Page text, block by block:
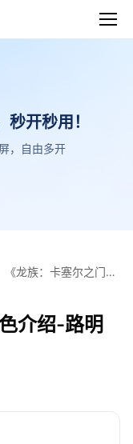
开秒用！
，自由多开
《龙族：卡塞尔之门》
介绍-路明